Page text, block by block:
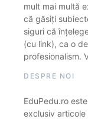
mult mai multă
că găsiți
siguri că
(cu link), ca o
profesionalism.
DESPRE NOI
EduPedu.ro
exclusiv